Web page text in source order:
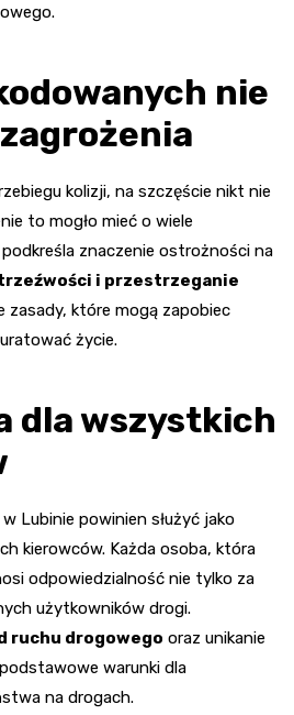
nie
kolizji, na szczęście nikt nie
to mogło mieć o wiele
znaczenie ostrożności na
i przestrzeganie
zasady, które mogą zapobiec
życie.
dla wszystkich
Lubinie powinien służyć jako
kierowców. Każda osoba, która
odpowiedzialność nie tylko za
użytkowników drogi.
ruchu drogowego oraz unikanie
warunki dla
na drogach.